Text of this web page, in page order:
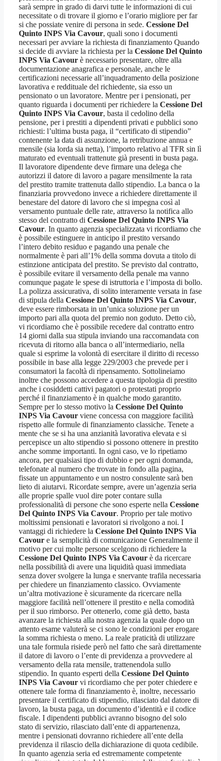
sarà sempre in grado di darvi tutte le informazioni di cui
necessitate o di trovare il giorno e l’orario migliore per far
si che possiate venire di persona in sede. Cessione Del
Quinto INPS Via Cavour, quali sono i documenti
necessari per avviare la richiesta di finanziamento Quando
si decide di avviare la richiesta per la Cessione Del Quinto
INPS Via Cavour è necessario presentare, oltre alla
documentazione anagrafica e personale, anche le
certificazioni necessarie all’inquadramento della posizione
lavorativa e reddituale del richiedente, sia esso un
pensionato o un lavoratore. Mentre per i pensionati, per
quanto riguarda i documenti per richiedere la Cessione Del
Quinto INPS Via Cavour, basta il cedolino della
pensione, per i prestiti a dipendenti privati e pubblici sono
richiesti: l’ultima busta paga, il “certificato di stipendio”
contenente la data di assunzione, la retribuzione annua e
mensile (sia lorda sia netta), l’importo relativo al TFR sin lì
maturato ed eventuali trattenute già presenti in busta paga.
Il lavoratore dipendente deve firmare una delega che
autorizzi il datore di lavoro a pagare mensilmente la rata
del prestito tramite trattenuta dallo stipendio. La banca o la
finanziaria provvedono invece a richiedere direttamente il
benestare del datore di lavoro che si impegna così al
versamento puntuale delle rate, attraverso la notifica allo
stesso del contratto di Cessione Del Quinto INPS Via
Cavour. In quanto agenzia specializzata vi ricordiamo che
è possibile estinguere in anticipo il prestito versando
l’intero debito residuo e pagando una penale che
normalmente è pari all’1% della somma dovuta a titolo di
estinzione anticipata del prestito. Se previsto dal contratto,
è possibile evitare il versamento della penale ma vanno
comunque pagate le spese di istruttoria e l’imposta di bollo.
La polizza assicurativa, di solito interamente versata in fase
di stipula della Cessione Del Quinto INPS Via Cavour,
deve essere rimborsata in un’unica soluzione per un
importo pari alla quota del premio non goduto. Detto ciò,
vi ricordiamo che è possibile recedere dal contratto entro
14 giorni dalla sua stipula inviando una raccomandata con
ricevuta di ritorno alla banca o all’intermediario, nella
quale si esprime la volontà di esercitare il diritto di recesso
possibile in base alla legge 229/2003 che prevede per i
consumatori la facoltà di ripensamento. Sottolineiamo
inoltre che possono accedere a questa tipologia di prestito
anche i cosiddetti cattivi pagatori o protestati proprio
perché il finanziamento è in qualche modo garantito.
Sempre per lo stesso motivo la Cessione Del Quinto
INPS Via Cavour viene concessa con maggiore facilità
rispetto alle formule di finanziamento classiche. Tenete a
mente che se si ha una anzianità lavorativa elevata e si
percepisce un alto stipendio si possono ottenere in prestito
anche somme importanti. In ogni caso, ve lo ripetiamo
ancora, per qualsiasi tipo di dubbio e per ogni domanda,
telefonate al numero che trovate in fondo alla pagina,
fissate un appuntamento e un nostro consulente sarà ben
lieto di aiutarvi. Ricordate sempre, avere un’agenzia seria
alle proprie spalle vuol dire poter contare sulla
professionalità di persone che sono esperte nella Cessione
Del Quinto INPS Via Cavour. Proprio per tale motivo
moltissimi pensionati e lavoratori si rivolgono a noi. I
vantaggi di richiedere la Cessione Del Quinto INPS Via
Cavour e la semplicità di comunicazione Generalmente il
motivo per cui molte persone scelgono di richiedere la
Cessione Del Quinto INPS Via Cavour è da ricercare
nella possibilità di avere una liquidità quasi immediata
senza dover svolgere la lunga e snervante trafila necessaria
per chiedere un finanziamento classico. Ovviamente
un’altra motivazione è sicuramente da ricercare nella
maggiore facilità nell’ottenere il prestito e nella comodità
per il suo rimborso. Per ottenerlo, come già detto, basta
avanzare la richiesta alla nostra agenzia la quale dopo un
attento esame valuterà se ci sono le condizioni per erogare
la somma richiesta o meno. La reale praticità di utilizzare
una tale formula risiede però nel fatto che sarà direttamente
il datore di lavoro o l’ente di previdenza a provvedere al
versamento della rata mensile, trattenendola sullo
stipendio. In quanto esperti della Cessione Del Quinto
INPS Via Cavour vi ricordiamo che per poter chiedere e
ottenere tale forma di finanziamento è, inoltre, necessario
presentare il certificato di stipendio, rilasciato dal datore di
lavoro, la busta paga, un documento d’identità e il codice
fiscale. I dipendenti pubblici avranno bisogno del solo
stato di servizio, rilasciato dall’ente di appartenenza,
mentre i pensionati dovranno richiedere all’ente della
previdenza il rilascio della dichiarazione di quota cedibile.
In quanto agenzia seria ed estremamente competente